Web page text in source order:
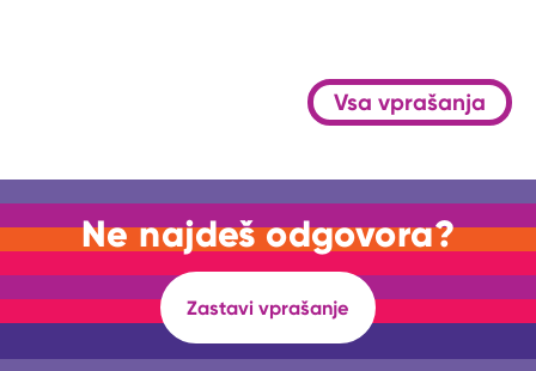
Vsa vprašanja
Ne najdeš odgovora?
Zastavi vprašanje